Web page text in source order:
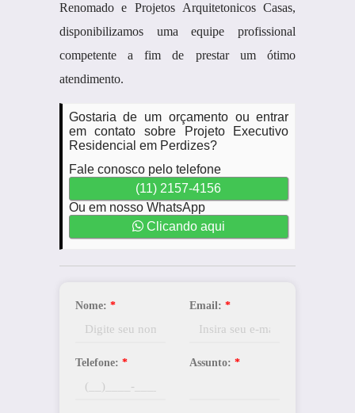
Renomado e Projetos Arquitetonicos Casas,
disponibilizamos uma equipe profissional
competente a fim de prestar um ótimo
atendimento.
Gostaria de um orçamento ou entrar
em contato sobre Projeto Executivo
Residencial em Perdizes?
Fale conosco pelo telefone
(11) 2157-4156
Ou em nosso WhatsApp
Clicando aqui
Nome: * Email: *
Telefone: * Assunto: *